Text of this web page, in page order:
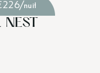
nuit